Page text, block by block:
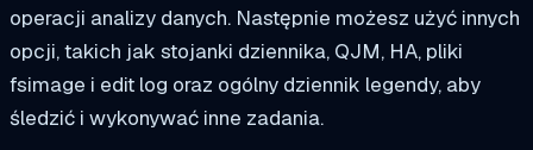
operacji analizy danych. Następnie możesz użyć innych
opcji, takich jak stojanki dziennika, QJM, HA, pliki
fsimage i edit log oraz ogólny dziennik legendy, aby
śledzić i wykonywać inne zadania.